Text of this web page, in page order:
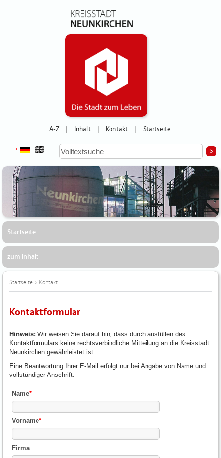
A-Z Inhalt Kontakt Startseite
Startseite
zum Inhalt
Startseite > Kontakt
Kontaktformular
Hinweis: Wir weisen Sie darauf hin, dass durch ausfüllen des
Kontaktformulars keine rechtsverbindliche Mitteilung an die Kreisstadt
Neunkirchen gewährleistet ist.
Eine Beantwortung Ihrer E-Mail erfolgt nur bei Angabe von Name und
vollständiger Anschrift.
Name*
Vorname*
Firma